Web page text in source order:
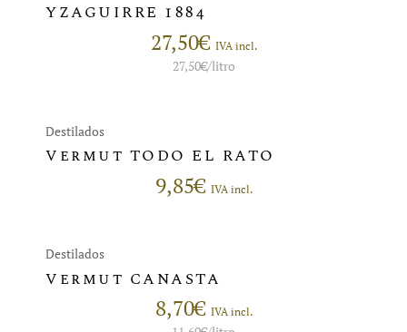
YZAGUIRRE 1884
27,50€ IVA incl.
27,50€/litro
Destilados
Vermut TODO EL RATO
9,85€ IVA incl.
Destilados
Vermut CANASTA
8,70€ IVA incl.